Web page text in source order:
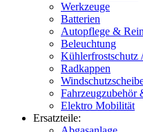
Werkzeuge
Batterien
Autopflege &
Beleuchtung
Kühlerfrostschutz
Radkappen
Fahrzeugzubehör
Elektro Mobilität
Ersatzteile: